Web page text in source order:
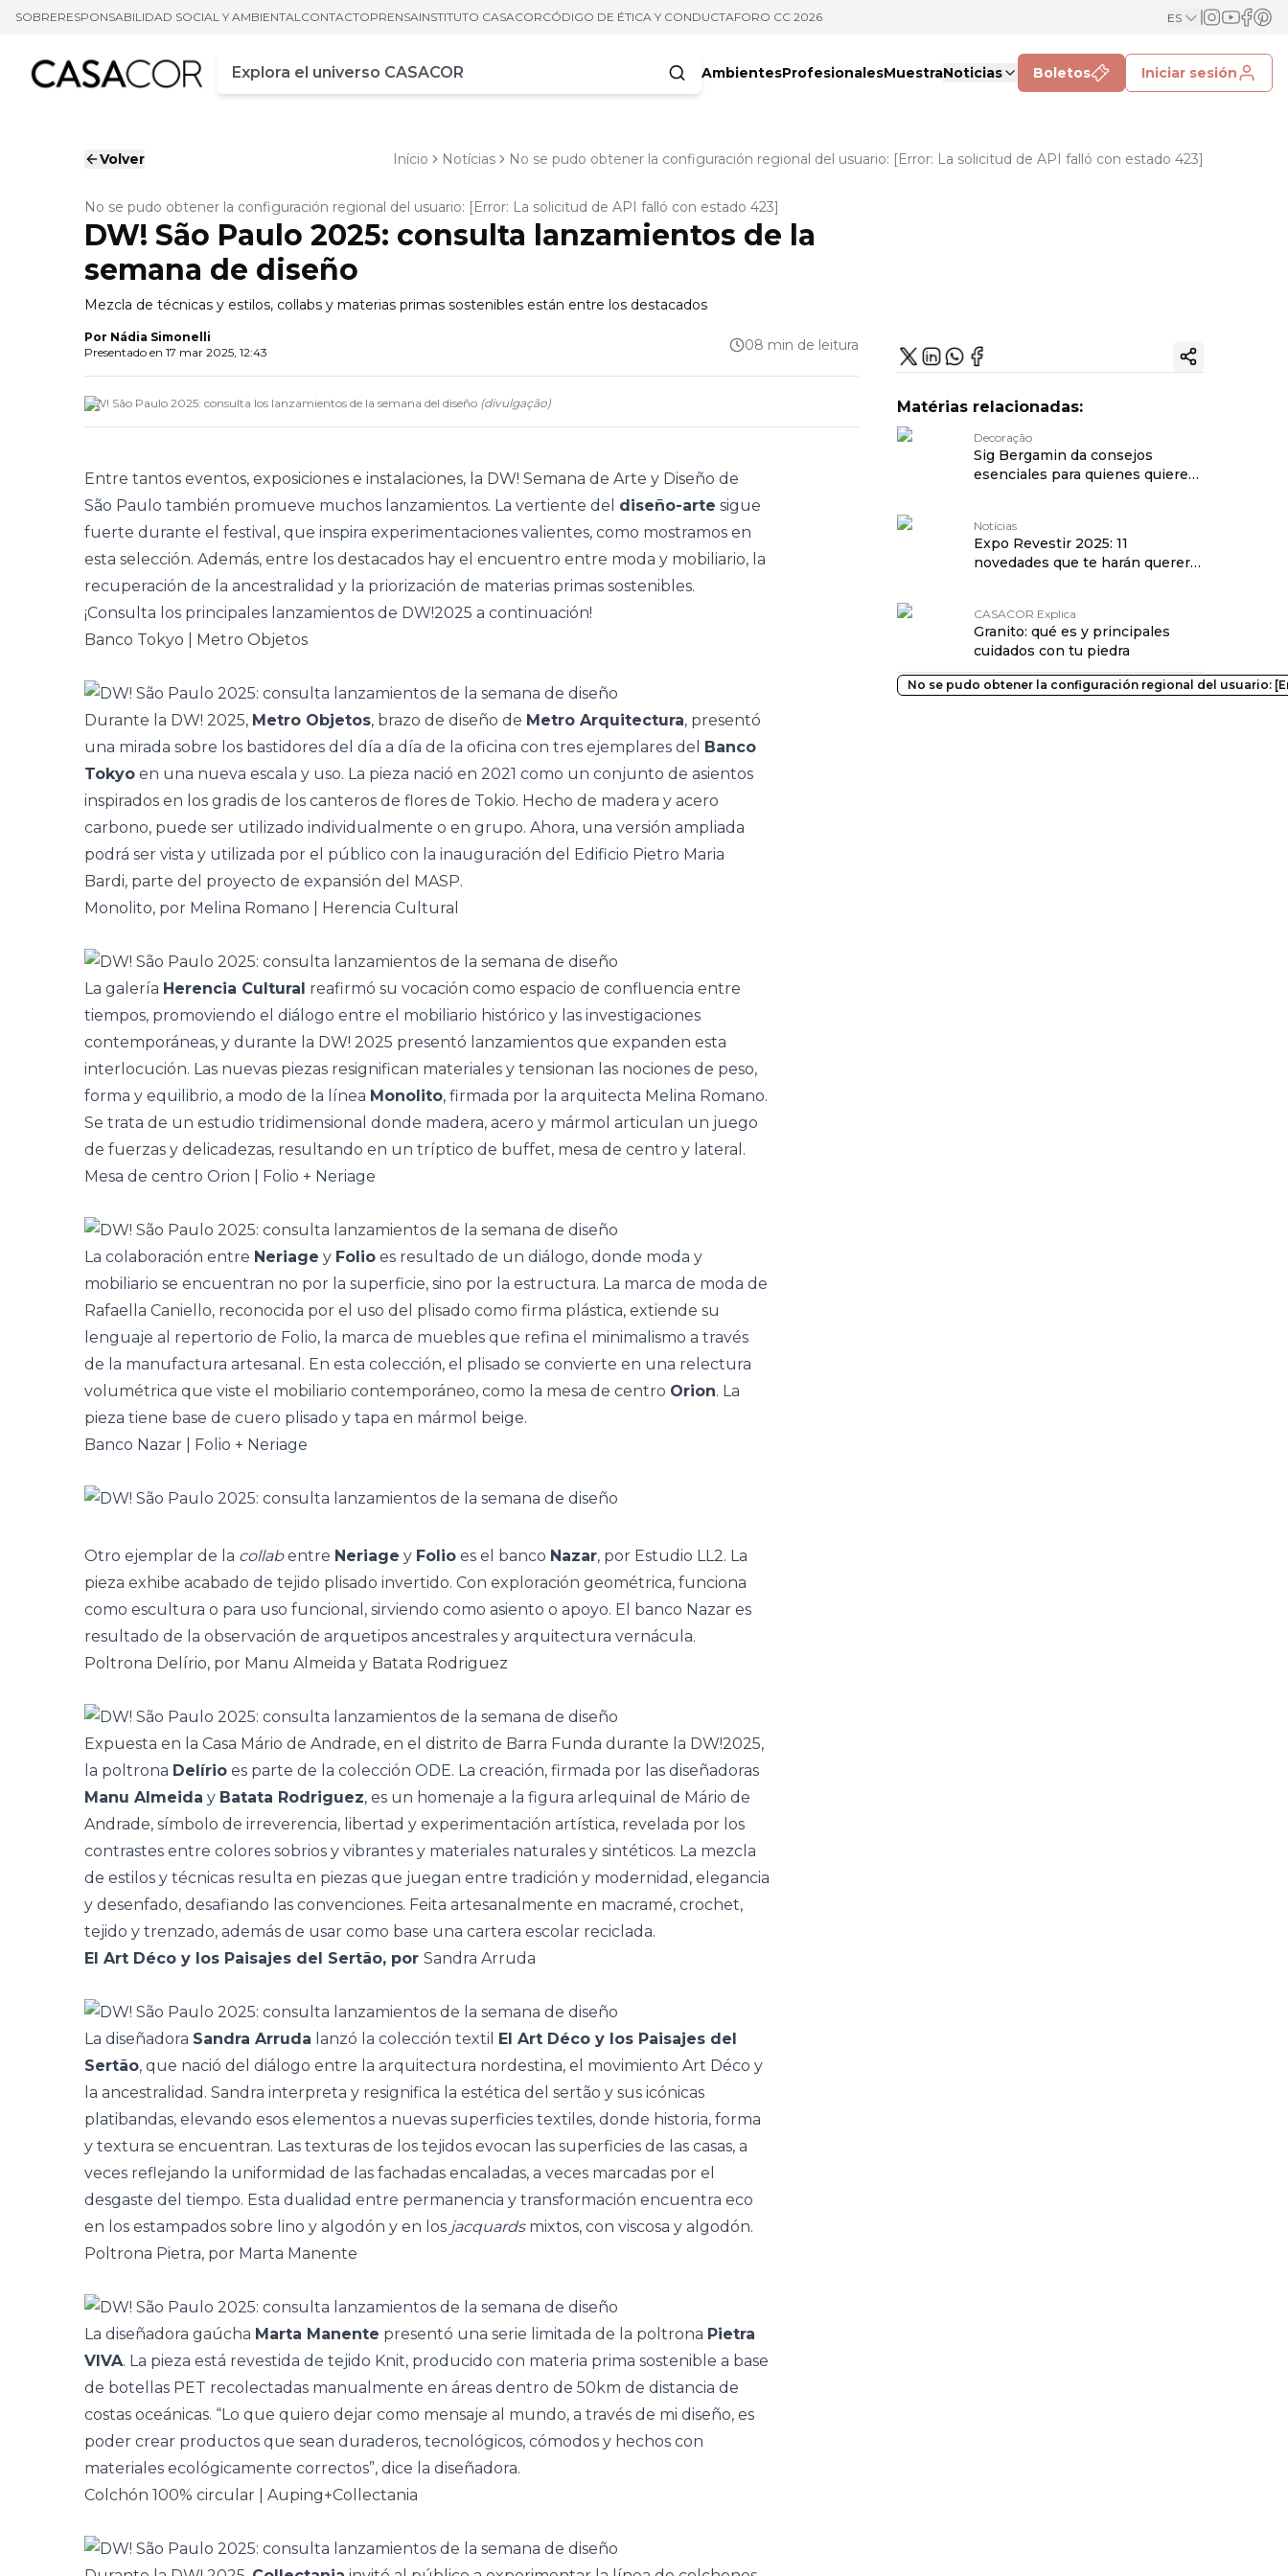
SOBRERESPONSABILIDAD SOCIAL Y AMBIENTALCONTACTOPRENSAINSTITUTO CASACORCÓDIGO DE ÉTICA Y CONDUCTAFORO CC 2026 ES
Campo de busca
Ingrese al menos tres caracteres
AmbientesProfesionalesMuestraNoticias Boletos Iniciar sesión
Volver Início Notícias No se pudo obtener la configuración regional del usuario: [Error: La solicitud de API falló con estado 423]
No se pudo obtener la configuración regional del usuario: [Error: La solicitud de API falló con estado 423]
DW! São Paulo 2025: consulta lanzamientos de la
semana de diseño
Mezcla de técnicas y estilos, collabs y materias primas sostenibles están entre los destacados
Por Nádia Simonelli
Presentado en 17 mar 2025, 12:43 08 min de leitura
DW! São Paulo 2025: consulta los lanzamientos de la semana del diseño (divulgação)
Entre tantos eventos, exposiciones e instalaciones, la DW! Semana de Arte y Diseño de
São Paulo también promueve muchos lanzamientos. La vertiente del diseño-arte sigue
fuerte durante el festival, que inspira experimentaciones valientes, como mostramos en
esta selección. Además, entre los destacados hay el encuentro entre moda y mobiliario, la
recuperación de la ancestralidad y la priorización de materias primas sostenibles.
¡Consulta los principales lanzamientos de DW!2025 a continuación!
Banco Tokyo | Metro Objetos
Durante la DW! 2025, Metro Objetos, brazo de diseño de Metro Arquitectura, presentó
una mirada sobre los bastidores del día a día de la oficina con tres ejemplares del Banco
Tokyo en una nueva escala y uso. La pieza nació en 2021 como un conjunto de asientos
inspirados en los gradis de los canteros de flores de Tokio. Hecho de madera y acero
carbono, puede ser utilizado individualmente o en grupo. Ahora, una versión ampliada
podrá ser vista y utilizada por el público con la inauguración del Edificio Pietro Maria
Bardi, parte del proyecto de expansión del MASP.
Monolito, por Melina Romano | Herencia Cultural
La galería Herencia Cultural reafirmó su vocación como espacio de confluencia entre
tiempos, promoviendo el diálogo entre el mobiliario histórico y las investigaciones
contemporáneas, y durante la DW! 2025 presentó lanzamientos que expanden esta
interlocución. Las nuevas piezas resignifican materiales y tensionan las nociones de peso,
forma y equilibrio, a modo de la línea Monolito, firmada por la arquitecta Melina Romano.
Se trata de un estudio tridimensional donde madera, acero y mármol articulan un juego
de fuerzas y delicadezas, resultando en un tríptico de buffet, mesa de centro y lateral.
Mesa de centro Orion | Folio + Neriage
La colaboración entre Neriage y Folio es resultado de un diálogo, donde moda y
mobiliario se encuentran no por la superficie, sino por la estructura. La marca de moda de
Rafaella Caniello, reconocida por el uso del plisado como firma plástica, extiende su
lenguaje al repertorio de Folio, la marca de muebles que refina el minimalismo a través
de la manufactura artesanal. En esta colección, el plisado se convierte en una relectura
volumétrica que viste el mobiliario contemporáneo, como la mesa de centro Orion. La
pieza tiene base de cuero plisado y tapa en mármol beige.
Banco Nazar | Folio + Neriage
Otro ejemplar de la collabentre Neriage y Folio es el banco Nazar, por Estudio LL2. La
pieza exhibe acabado de tejido plisado invertido. Con exploración geométrica, funciona
como escultura o para uso funcional, sirviendo como asiento o apoyo. El banco Nazar es
resultado de la observación de arquetipos ancestrales y arquitectura vernácula.
Poltrona Delírio, por Manu Almeida y Batata Rodriguez
Expuesta en la Casa Mário de Andrade, en el distrito de Barra Funda durante la DW!2025,
la poltrona Delírio es parte de la colección ODE. La creación, firmada por las diseñadoras
Manu Almeida y Batata Rodriguez, es un homenaje a la figura arlequinal de Mário de
Andrade, símbolo de irreverencia, libertad y experimentación artística, revelada por los
contrastes entre colores sobrios y vibrantes y materiales naturales y sintéticos. La mezcla
de estilos y técnicas resulta en piezas que juegan entre tradición y modernidad, elegancia
y desenfado, desafiando las convenciones. Feita artesanalmente en macramé, crochet,
tejido y trenzado, además de usar como base una cartera escolar reciclada.
El Art Déco y los Paisajes del Sertão, por Sandra Arruda
La diseñadora Sandra Arruda lanzó la colección textil El Art Déco y los Paisajes del
Sertão, que nació del diálogo entre la arquitectura nordestina, el movimiento Art Déco y
la ancestralidad. Sandra interpreta y resignifica la estética del sertão y sus icónicas
platibandas, elevando esos elementos a nuevas superficies textiles, donde historia, forma
y textura se encuentran. Las texturas de los tejidos evocan las superficies de las casas, a
veces reflejando la uniformidad de las fachadas encaladas, a veces marcadas por el
desgaste del tiempo. Esta dualidad entre permanencia y transformación encuentra eco
en los estampados sobre lino y algodón y en los jacquardsmixtos, con viscosa y algodón.
Poltrona Pietra, por Marta Manente
La diseñadora gaúcha Marta Manente presentó una serie limitada de la poltrona Pietra
VIVA. La pieza está revestida de tejido Knit, producido con materia prima sostenible a base
de botellas PET recolectadas manualmente en áreas dentro de 50km de distancia de
costas oceánicas. “Lo que quiero dejar como mensaje al mundo, a través de mi diseño, es
poder crear productos que sean duraderos, tecnológicos, cómodos y hechos con
materiales ecológicamente correctos”, dice la diseñadora.
Colchón 100% circular | Auping+Collectania
Copiar enlace
Matérias relacionadas:
Decoração
Sig Bergamin da consejos
esenciales para quienes quieren
Notícias
Expo Revestir 2025: 11
novedades que te harán querer
CASACOR Explica
Granito: qué es y principales
cuidados con tu piedra
No se pudo obtener la configuración regional del usuario: